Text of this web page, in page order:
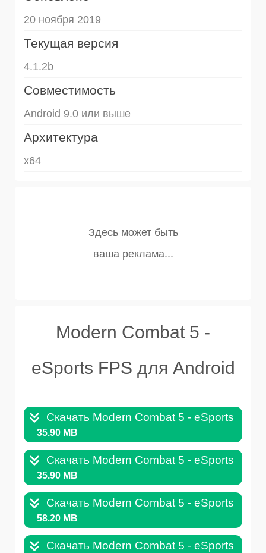
20 ноября 2019
Текущая версия
4.1.2b
Совместимость
Android 9.0 или выше
Архитектура
x64
Modern Combat 5 -
eSports FPS для Android
Скачать Modern Combat 5 - eSports FPS
35.90 MB
Скачать Modern Combat 5 - eSports FPS
35.90 MB
Скачать Modern Combat 5 - eSports FPS
58.20 MB
Скачать Modern Combat 5 - eSports FPS